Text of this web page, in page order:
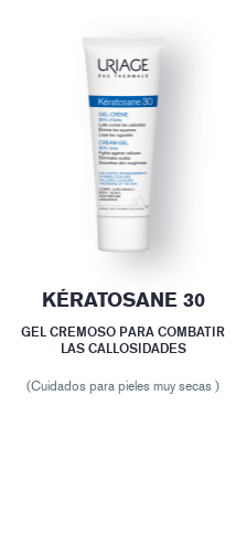
KÉRATOSANE 30
GEL CREMOSO PARA COMBATIR
LAS CALLOSIDADES
(Cuidados para pieles muy secas )